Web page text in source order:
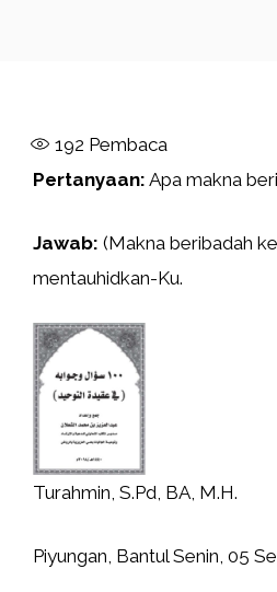
192 Pembaca
Pertanyaan: Apa makna
Jawab: (Makna beribadah
mentauhidkan-Ku.
Turahmin, S.Pd, BA, M.H.
Piyungan, Bantul Senin, 05